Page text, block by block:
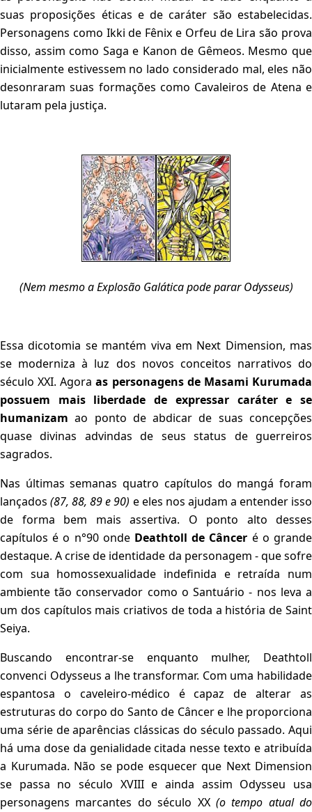
suas proposições éticas e de caráter são estabelecidas.
Personagens como Ikki de Fênix e Orfeu de Lira são prova
disso, assim como Saga e Kanon de Gêmeos. Mesmo que
inicialmente estivessem no lado considerado mal, eles não
desonraram suas formações como Cavaleiros de Atena e
lutaram pela justiça.
(Nem mesmo a Explosão Galática pode parar Odysseus)
Essa dicotomia se mantém viva em Next Dimension, mas
se moderniza à luz dos novos conceitos narrativos do
século XXI. Agoraas personagens de Masami Kurumada
possuem mais liberdade de expressar caráter e se
humanizam ao ponto de abdicar de suas concepções
quase divinas advindas de seus status de guerreiros
sagrados.
Nas últimas semanas quatro capítulos do mangá foram
lançados(87, 88, 89 e 90) e eles nos ajudam a entender isso
de forma bem mais assertiva. O ponto alto desses
capítulos é o n°90 onde Deathtoll de Câncer é o grande
destaque. A crise de identidade da personagem - que sofre
com sua homossexualidade indefinida e retraída num
ambiente tão conservador como o Santuário - nos leva a
um dos capítulos mais criativos de toda a história de Saint
Seiya.
Buscando encontrar-se enquanto mulher, Deathtoll
convenci Odysseus a lhe transformar. Com uma habilidade
espantosa o caveleiro-médico é capaz de alterar as
estruturas do corpo do Santo de Câncer e lhe proporciona
uma série de aparências clássicas do século passado. Aqui
há uma dose da genialidade citada nesse texto e atribuída
a Kurumada. Não se pode esquecer que Next Dimension
se passa no século XVIII e ainda assim Odysseu usa
personagens marcantes do século XX (o tempo atual do